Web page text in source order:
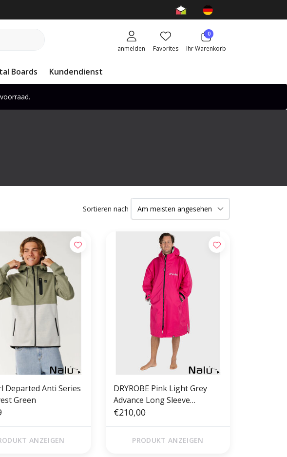
anmelden Favorites
0
Ihr Warenkorb
Boards Kundendienst
Sortieren nach
Departed Anti Series
Green
ANZEIGEN
DRYROBE Pink Light Grey
Advance Long Sleeve
Waterproof Outdoor
€210,00
PRODUKT ANZEIGEN